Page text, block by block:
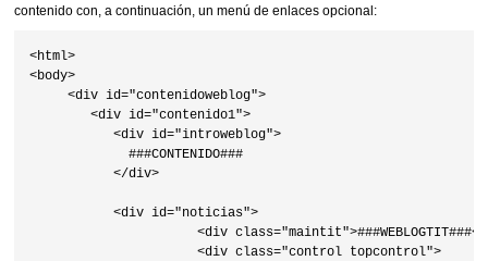
contenido con, a continuación, un menú de enlaces opcional:
<html>
<body>
     <div id="contenidoweblog">
        <div id="contenido1">
           <div id="introweblog">
             ###CONTENIDO###
           </div>
           <div id="noticias">
<div
                      <div class="control topcontrol">